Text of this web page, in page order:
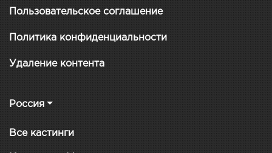
Пользовательское соглашение
Политика конфиденциальности
Удаление контента
Россия
Все кастинги